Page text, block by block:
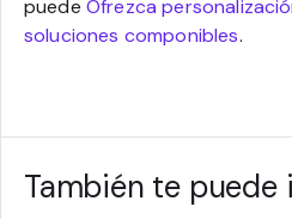
puede Ofrezca
soluciones componibles.
También te puede